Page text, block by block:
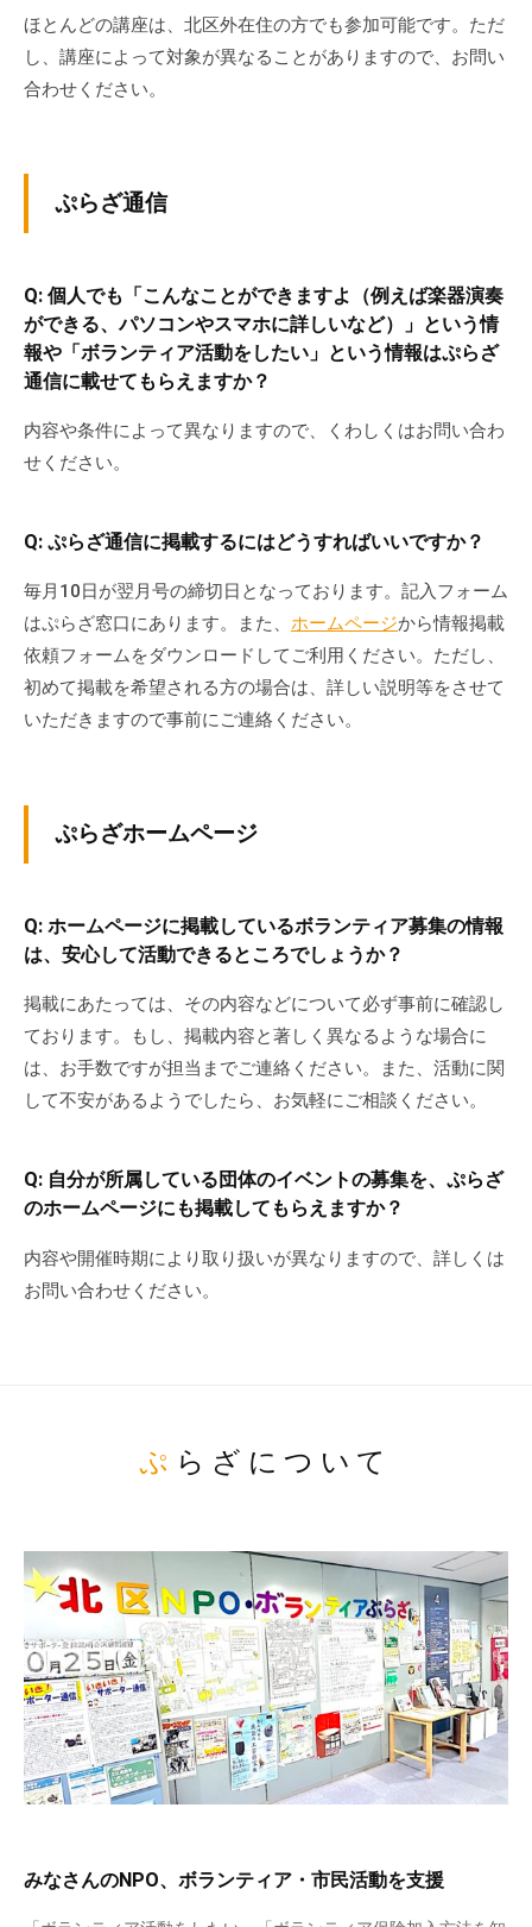
ほとんどの講座は、北区外在住の方でも参加可能です。ただ
し、講座によって対象が異なることがありますので、お問い
合わせください。
ぷらざ通信
Q: 個人でも「こんなことができますよ（例えば楽器演奏
ができる、パソコンやスマホに詳しいなど）」という情
報や「ボランティア活動をしたい」という情報はぷらざ
通信に載せてもらえますか？
内容や条件によって異なりますので、くわしくはお問い合わ
せください。
Q: ぷらざ通信に掲載するにはどうすればいいですか？
毎月10日が翌月号の締切日となっております。記入フォーム
はぷらざ窓口にあります。また、 ホームページから情報掲載
依頼フォームをダウンロードしてご利用ください。ただし、
初めて掲載を希望される方の場合は、詳しい説明等をさせて
いただきますので事前にご連絡ください。
ぷらざホームページ
Q: ホームページに掲載しているボランティア募集の情報
は、安心して活動できるところでしょうか？
掲載にあたっては、その内容などについて必ず事前に確認し
ております。もし、掲載内容と著しく異なるような場合に
は、お手数ですが担当までご連絡ください。また、活動に関
して不安があるようでしたら、お気軽にご相談ください。
Q: 自分が所属している団体のイベントの募集を、ぷらざ
のホームページにも掲載してもらえますか？
内容や開催時期により取り扱いが異なりますので、詳しくは
お問い合わせください。
ぷらざについて
みなさんのNPO、ボランティア・市民活動を支援